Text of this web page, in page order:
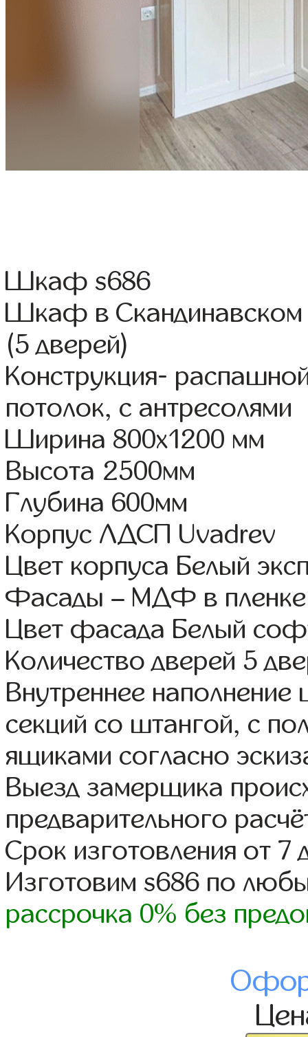
Шкаф s686
Шкаф в
(5 дверей)
Конструкция-
потолок, с антресолями
Ширина 800x1200 мм
Высота 2500мм
Глубина 600мм
Корпус ЛДСП Uvadrev
Цвет корпуса Белый
Фасады – МДФ в
Цвет фасада Белый
Количество дверей 5
Внутреннее
секций со штангой, с
ящиками согласно
Выезд замерщика
предварительного
Срок изготовления от 7
Изготовим s686 по
рассрочка 0% без